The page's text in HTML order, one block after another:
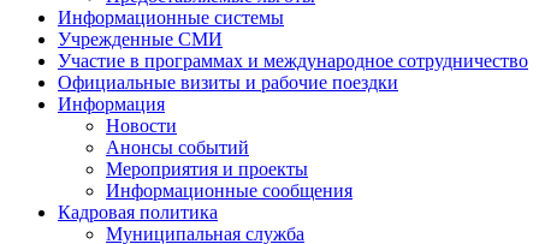
Информационные системы
Учрежденные СМИ
Участие в программах и международное сотрудничество
Официальные визиты и рабочие поездки
Информация
Новости
Анонсы событий
Мероприятия и проекты
Информационные сообщения
Кадровая политика
Муниципальная служба